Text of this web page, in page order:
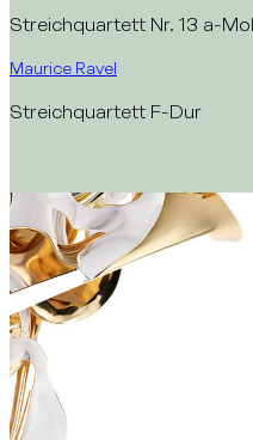
Streichquartett Nr. 13 a-
Maurice Ravel
Streichquartett F-Dur